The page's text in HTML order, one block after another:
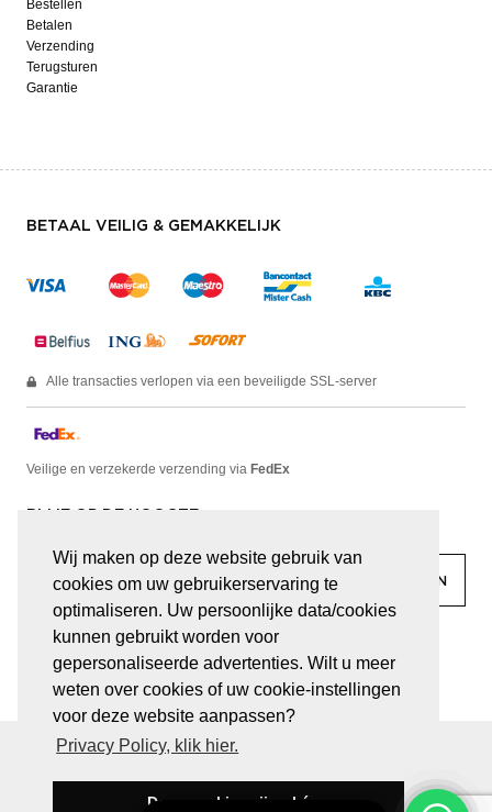
Wij maken op deze website gebruik van
cookies om uw gebruikerservaring te
optimaliseren. Uw persoonlijke data/cookies
kunnen gebruikt worden voor
gepersonaliseerde advertenties. Wilt u meer
weten over cookies of uw cookie-instellingen
voor deze website aanpassen?
Privacy Policy, klik hier.
Deze cookies zijn oké
Bestellen
Betalen
Verzending
Terugsturen
Garantie
BETAAL VEILIG & GEMAKKELIJK
Alle transacties verlopen via een beveiligde SSL-server
Veilige en verzekerde verzending via FedEx
BLIJF OP DE HOOGTE
facebook linkedin
© JUWELEN HAESEVOETS 2026